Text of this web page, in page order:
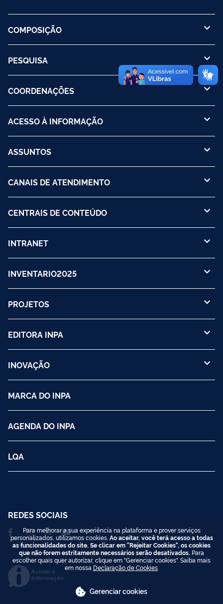
COMPOSIÇÃO
PESQUISA
COORDENAÇÕES
ACESSO À INFORMAÇÃO
ASSUNTOS
CANAIS DE ATENDIMENTO
CENTRAIS DE CONTEÚDO
INTRANET
INVENTARIO2025
PROJETOS
EDITORA INPA
INOVAÇÃO
MARCA DO INPA
AGENDA DO INPA
LQA
REDES SOCIAIS
Acesso à
Informação
Para melhorar a sua experiência na plataforma e prover serviços
personalizados, utilizamos cookies. Ao aceitar, você terá acesso a todas
as funcionalidades do site. Se clicar em "Rejeitar Cookies", os cookies
que não forem estritamente necessários serão desativados. Para
escolher quais quer autorizar, clique em "Gerenciar cookies". Saiba mais
em nossa Declaração de Cookies.
Gerenciar cookies